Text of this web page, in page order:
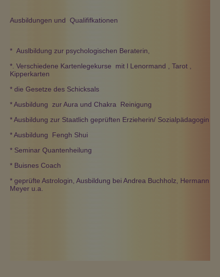
Ausbildungen und Qualififkationen
* Auslbildung zur psychologischen Beraterin,
*. Verschiedene Kartenlegekurse mit l Lenormand , Tarot ,
Kipperkarten
* die Gesetze des Schicksals
* Ausbildung zur Aura und Chakra Reinigung
* Ausbildung zur Staatlich geprüften Erzieherin/ Sozialpädagogin
* Ausbildung Fengh Shui
* Seminar Quantenheilung
* Buisnes Coach
* geprüfte Astrologin, Ausbildung bei Andrea Buchholz, Hermann
Meyer u.a.